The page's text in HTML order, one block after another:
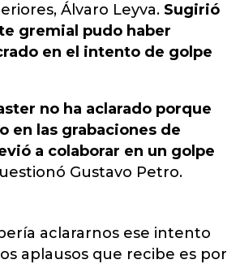
Álvaro Leyva. Sugirió
gremial pudo haber
en el intento de golpe
no ha aclarado porque
en las grabaciones de
a colaborar en un golpe
Gustavo Petro.
aclararnos ese intento
aplausos que recibe es por